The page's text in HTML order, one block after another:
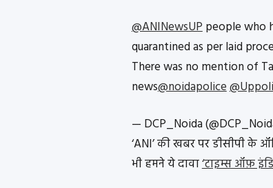
@ANINewsUPpeople who
quarantined as per laid
There was no mention of
news@noidapolice
— DCP_Noida
‘ANI’ की खबर पर डीसीपी के
भी हमने ये दावा‘टाइम्स ऑफ़